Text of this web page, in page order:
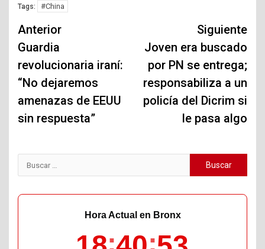
Tags: #China
Navegación
de
entradas
Anterior
Guardia
revolucionaria iraní:
“No dejaremos
amenazas de EEUU
sin respuesta”
Siguiente
Joven era buscado
por PN se entrega;
responsabiliza a un
policía del Dicrim si
le pasa algo
Buscar:
Hora Actual en Bronx